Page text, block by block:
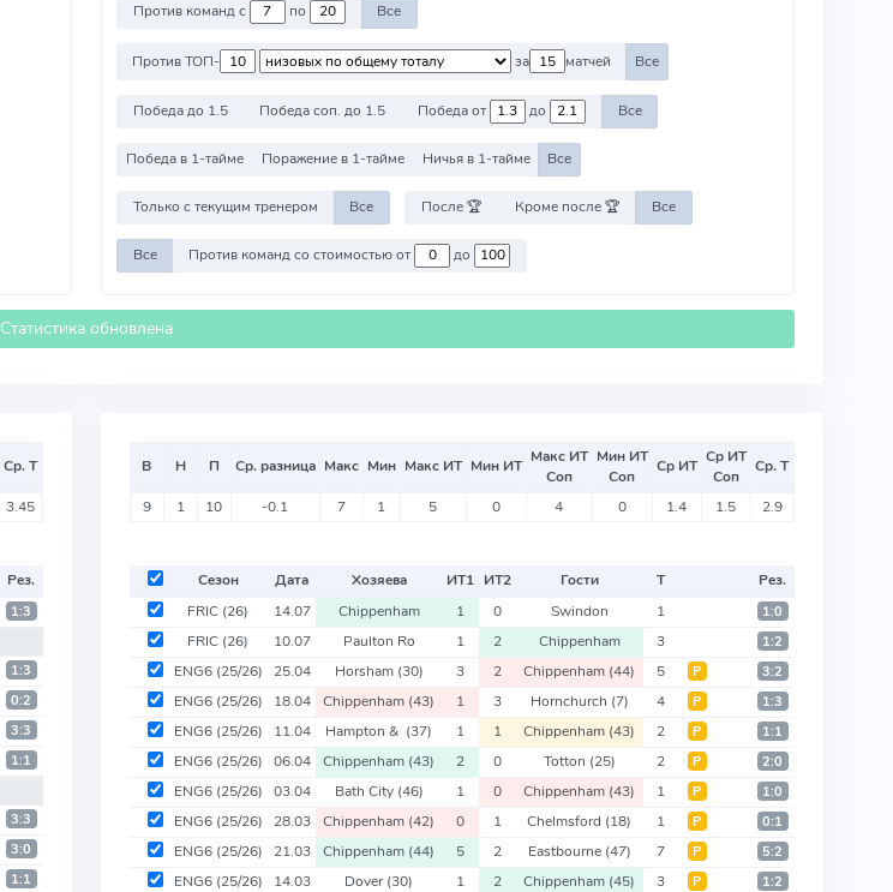
Против команд с по Все
Против ТОП- за матчей Все
Победа до 1.5 Победа соп. до 1.5 Победа от до Все
Победа в 1-тайме Поражение в 1-тайме Ничья в 1-тайме Все
Только с текущим тренером Все После 🏆 Кроме после 🏆 Все
Все Против команд со стоимостью от до
Статистика обновлена
Ср. Т
3.45
Рез.
1:3
1:3
0:2
3:3
1:1
3:3
3:0
1:1
В Н П Ср. разница Макс Мин Макс ИТ Мин ИТ Макс ИТ
Соп
Мин ИТ
Соп
Ср ИТ Ср ИТ
Соп
Ср. Т
9 1 10 -0.1 7 1 5 0 4 0 1.4 1.5 2.9
Сезон Дата Хозяева ИТ1 ИТ2 Гости Т
Рез.
FRIC (26) 14.07 Chippenham 1 0 Swindon 1 1:0
FRIC (26) 10.07 Paulton Ro 1 2 Chippenham 3 1:2
ENG6 (25/26) 25.04 Horsham (30) 3 2 Chippenham (44) 5 Р 3:2
ENG6 (25/26) 18.04 Chippenham (43) 1 3 Hornchurch (7) 4 Р 1:3
ENG6 (25/26) 11.04 Hampton & (37) 1 1 Chippenham (43) 2 Р 1:1
ENG6 (25/26) 06.04 Chippenham (43) 2 0 Totton (25) 2 Р 2:0
ENG6 (25/26) 03.04 Bath City (46) 1 0 Chippenham (43) 1 Р 1:0
ENG6 (25/26) 28.03 Chippenham (42) 0 1 Chelmsford (18) 1 Р 0:1
ENG6 (25/26) 21.03 Chippenham (44) 5 2 Eastbourne (47) 7 Р 5:2
ENG6 (25/26) 14.03 Dover(30) 1 2 Chippenham (45) 3 Р 1:2